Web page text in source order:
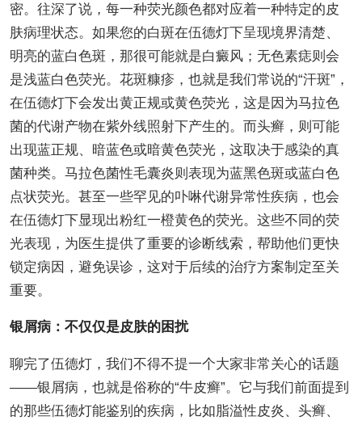
密。往深了说，每一种荧光颜色都对应着一种特定的皮
肤病理状态。如果您的白斑在伍德灯下呈现境界清楚、
明亮的蓝白色斑，那很可能就是白癜风；无色素痣则会
是浅蓝白色荧光。花斑糠疹，也就是我们常说的“汗斑”，
在伍德灯下会发出黄正规或黄色荧光，这是因为马拉色
菌的代谢产物在紫外线照射下产生的。而头癣，则可能
出现蓝正规、暗蓝色或暗黄色荧光，这取决于感染的真
菌种类。马拉色菌性毛囊炎则表现为蓝黑色斑或蓝白色
点状荧光。甚至一些罕见的卟啉代谢异常性疾病，也会
在伍德灯下显现出粉红一橙黄色的荧光。这些不同的荧
光表现，为医生提供了重要的诊断线索，帮助他们更快
锁定病因，避免误诊，这对于后续的治疗方案制定至关
重要。
银屑病：不仅仅是皮肤的困扰
聊完了伍德灯，我们不得不提一个大家非常关心的话题
——银屑病，也就是俗称的“牛皮癣”。它与我们前面提到
的那些伍德灯能鉴别的疾病，比如脂溢性皮炎、头癣、